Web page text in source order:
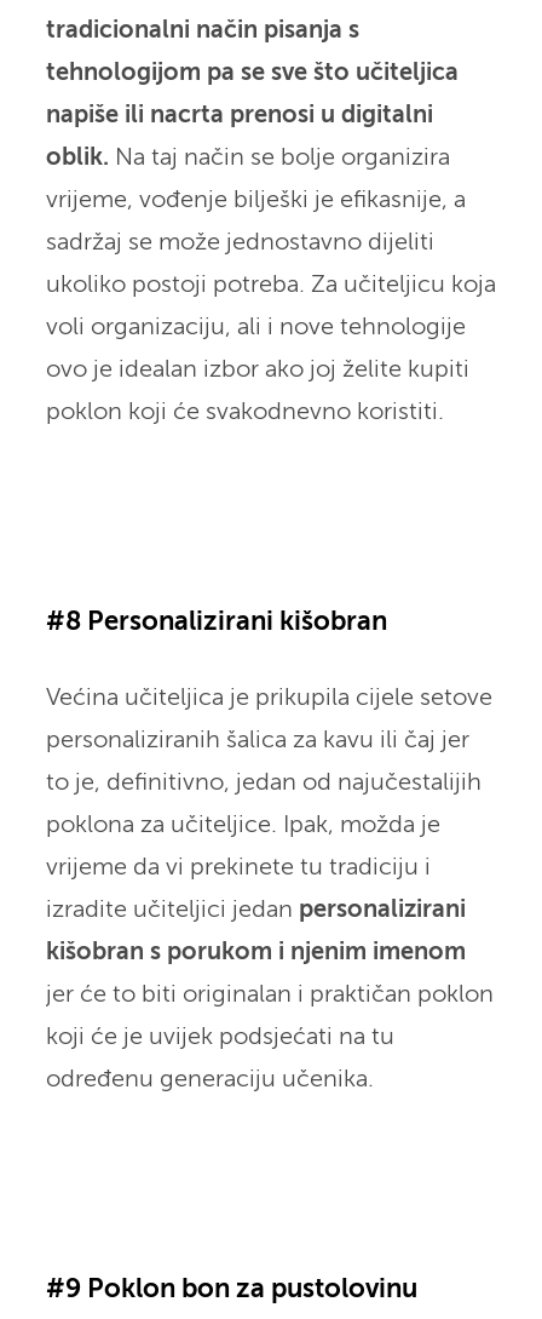
tradicionalni način pisanja s
tehnologijom pa se sve što učiteljica
napiše ili nacrta prenosi u digitalni
oblik. Na taj način se bolje organizira
vrijeme, vođenje bilješki je efikasnije, a
sadržaj se može jednostavno dijeliti
ukoliko postoji potreba. Za učiteljicu koja
voli organizaciju, ali i nove tehnologije
ovo je idealan izbor ako joj želite kupiti
poklon koji će svakodnevno koristiti.
#8 Personalizirani kišobran
Većina učiteljica je prikupila cijele setove
personaliziranih šalica za kavu ili čaj jer
to je, definitivno, jedan od najučestalijih
poklona za učiteljice. Ipak, možda je
vrijeme da vi prekinete tu tradiciju i
izradite učiteljici jedan personalizirani
kišobran s porukom i njenim imenom
jer će to biti originalan i praktičan poklon
koji će je uvijek podsjećati na tu
određenu generaciju učenika.
#9 Poklon bon za pustolovinu